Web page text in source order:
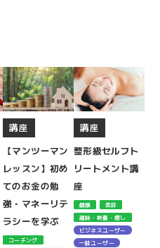
講座
【マンツーマン
レッスン】初め
てのお金の勉
強・マネーリテ
ラシーを学ぶ
コーチング
講座
整形級セルフト
リートメント講
座
健康
美容
趣味・教養・癒し
ビジネスユーザー
一般ユーザー